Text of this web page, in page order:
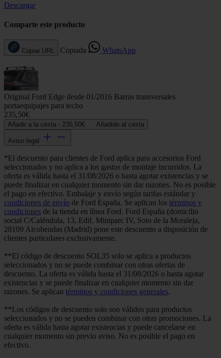
Descargar
Comparte este producto
Copiar URL Copiada WhatsApp
Original Ford Edge desde 01/2016 Barras transversales
portaequipajes para techo
235,50€
Añadir a la cesta - 235,50€ Añadido al cesta
Aviso legal
*El descuento para clientes de Ford aplica para accesorios Ford
seleccionados y no aplica a los gastos de montaje incurridos. La
oferta es válida hasta el 31/08/2026 o hasta agotar existencias y se
puede finalizar en cualquier momento sin dar razones. No es posible
el pago en efectivo. Embalaje y envío según tarifas estándar y
condiciones de envío de Ford España. Se aplican los términos y
condiciones de la tienda en línea Ford. Ford España (domicilio
social C/Caléndula, 13, Edif. Miniparc IV, Soto de la Moraleja,
28109 Alcobendas (Madrid) pone este descuento a disposición de
clientes particulares exclusivamente.
**El código de descuento SOL35 solo se aplica a productos
seleccionados y no se puede combinar con otras ofertas de
descuento. La oferta es válida hasta el 31/08/2026 o hasta agotar
existencias y se puede finalizar en cualquier momento sin dar
razones. Se aplican términos y condiciones generales.
**Los códigos de descuento solo son válidos para productos
seleccionados y no se pueden combinar con otras promociones. La
oferta es válida hasta agotar existencias y puede cancelarse en
cualquier momento sin previo aviso. No es posible el pago en
efectivo.